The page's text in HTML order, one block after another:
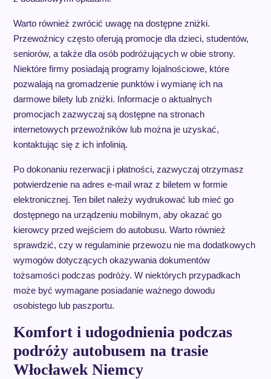
Warto również zwrócić uwagę na dostępne zniżki.
Przewoźnicy często oferują promocje dla dzieci, studentów,
seniorów, a także dla osób podróżujących w obie strony.
Niektóre firmy posiadają programy lojalnościowe, które
pozwalają na gromadzenie punktów i wymianę ich na
darmowe bilety lub zniżki. Informacje o aktualnych
promocjach zazwyczaj są dostępne na stronach
internetowych przewoźników lub można je uzyskać,
kontaktując się z ich infolinią.
Po dokonaniu rezerwacji i płatności, zazwyczaj otrzymasz
potwierdzenie na adres e-mail wraz z biletem w formie
elektronicznej. Ten bilet należy wydrukować lub mieć go
dostępnego na urządzeniu mobilnym, aby okazać go
kierowcy przed wejściem do autobusu. Warto również
sprawdzić, czy w regulaminie przewozu nie ma dodatkowych
wymogów dotyczących okazywania dokumentów
tożsamości podczas podróży. W niektórych przypadkach
może być wymagane posiadanie ważnego dowodu
osobistego lub paszportu.
Komfort i udogodnienia podczas
podróży autobusem na trasie
Włocławek Niemcy